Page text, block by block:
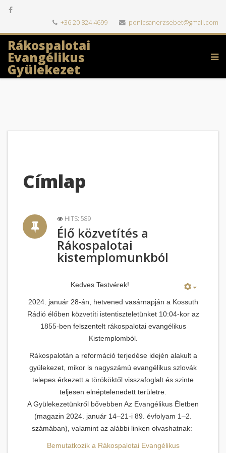
+36 20 824 4699 ponicsanerzsebet@gmail.com
Rákospalotai
Evangélikus
Gyülekezet
Címlap
HITS: 589
Élő közvetítés a
Rákospalotai
kistemplomunkból
Kedves Testvérek!
2024. január 28-án, hetvened vasárnapján a Kossuth
Rádió élőben közvetíti istentiszteletünket 10:04-kor az
1855-ben felszentelt rákospalotai evangélikus
Kistemplomból.
Rákospalotán a reformáció terjedése idején alakult a
gyülekezet, mikor is nagyszámú evangélikus szlovák
telepes érkezett a törököktől visszafoglalt és szinte
teljesen elnéptelenedett területre.
A Gyülekezetünkről bővebben Az Evangélikus Életben
(magazin 2024. január 14–21-i 89. évfolyam 1–2.
számában), valamint az alábbi linken olvashatnak:
Bemutatkozik a Rákospalotai Evangélikus